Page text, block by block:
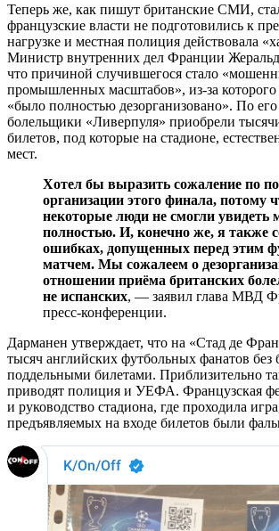
Теперь же, как пишут британские СМИ,
французские власти не подготовились к
нагрузке и местная полиция действовала
Министр внутренних дел Франции
что причиной случившегося стало
промышленных масштабов», из-за
«было полностью дезорганизовано». По
болельщики «Ливерпуля» приобрели
билетов, под которые на стадионе,
мест.
Хотел бы выразить сожаление по
организации этого финала, потому
некоторые люди не смогли увидеть
полностью. И, конечно же, я также
ошибках, допущенных перед этим
матчем. Мы сожалеем о
отношении приёма британских
не испанских, — заявил глава МВД
пресс-конференции.
Дарманен утверждает, что на «Стад де
тысяч английских футбольных фанатов без
поддельными билетами. Приблизительно
приводят полиция и УЕФА. Французская
и руководство стадиона, где проходила
предъявляемых на входе билетов были